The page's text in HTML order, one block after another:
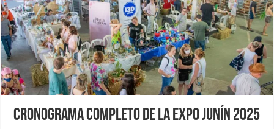
Cronograma completo de la Expo Junín 2025